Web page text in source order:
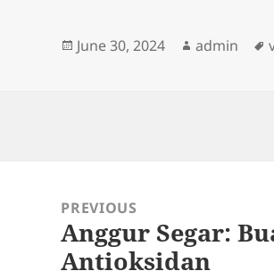
Posted
June 30, 2024 Author
admin
navigationPREVIOUS
Previous
post:
Anggur Segar:
Antioksidan